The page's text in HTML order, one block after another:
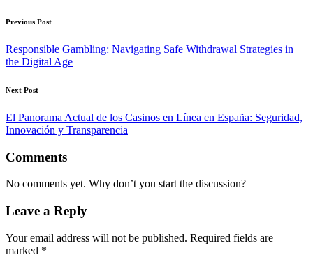
Post
navigation
Previous Post
Responsible Gambling: Navigating Safe Withdrawal Strategies in
the Digital Age
Next Post
El Panorama Actual de los Casinos en Línea en España: Seguridad,
Innovación y Transparencia
Comments
No comments yet. Why don’t you start the discussion?
Leave a Reply
Your email address will not be published. Required fields are
marked *